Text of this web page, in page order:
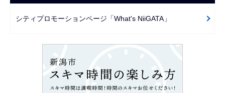
で
ーシティプロモーションページ「What's NiiGATA」